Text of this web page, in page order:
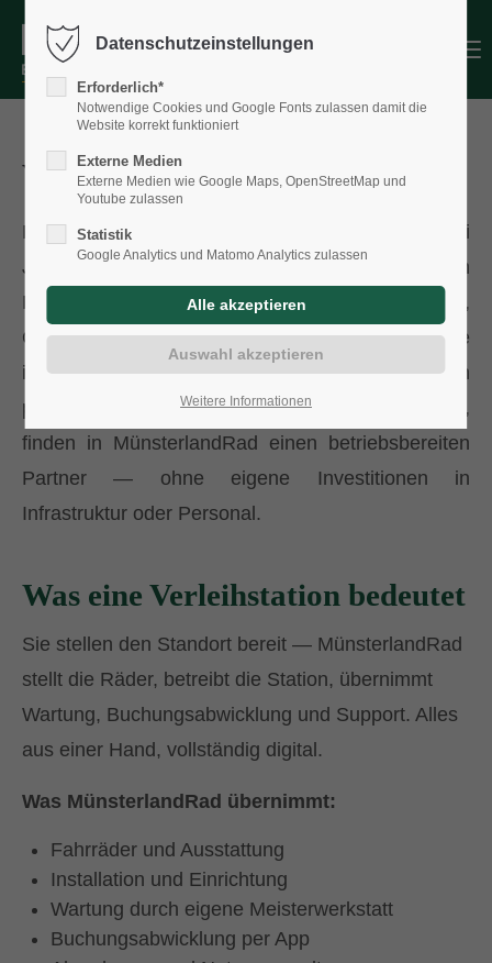
Verleihstation werden
MünsterlandRad betreibt seit über drei
Jahrzehnten ein Netz an Verleihstationen im
Münsterland. Hotels, Kommunen,
Quartiersentwickler und Immobilienbetreiber, die
ihren Gästen, Mietern oder Bewohnern ein
professionelles Fahrradangebot machen möchten,
finden in MünsterlandRad einen betriebsbereiten
Partner — ohne eigene Investitionen in
Infrastruktur oder Personal.
Was eine Verleihstation bedeutet
Sie stellen den Standort bereit — MünsterlandRad
stellt die Räder, betreibt die Station, übernimmt
Wartung, Buchungsabwicklung und Support. Alles
aus einer Hand, vollständig digital.
Was MünsterlandRad übernimmt:
Fahrräder und Ausstattung
Installation und Einrichtung
Wartung durch eigene Meisterwerkstatt
Buchungsabwicklung per App
Datenschutzeinstellungen
Erforderlich*
Notwendige Cookies und Google Fonts zulassen damit die
Website korrekt funktioniert
Externe Medien
Externe Medien wie Google Maps, OpenStreetMap und
Youtube zulassen
Statistik
Google Analytics und Matomo Analytics zulassen
Weitere Informationen